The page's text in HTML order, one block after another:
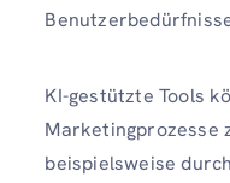
KI-gestützte Tools
Marketingprozesse
beispielsweise